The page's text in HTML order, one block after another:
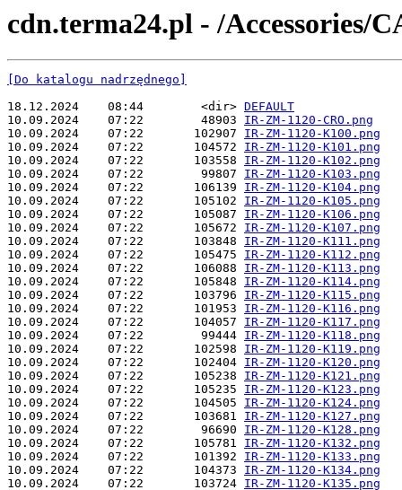
cdn.terma24.pl - /Accessories/
[Do katalogu nadrzędnego]
18.12.2024    08:44        <dir> DEFAULT
10.09.2024    07:22        48903 IR-ZM-1120-CRO.png
10.09.2024    07:22       102907 IR-ZM-1120-K100.png
10.09.2024    07:22       104572 IR-ZM-1120-K101.png
10.09.2024    07:22       103558 IR-ZM-1120-K102.png
10.09.2024    07:22        99807 IR-ZM-1120-K103.png
10.09.2024    07:22       106139 IR-ZM-1120-K104.png
10.09.2024    07:22       105102 IR-ZM-1120-K105.png
10.09.2024    07:22       105087 IR-ZM-1120-K106.png
10.09.2024    07:22       105672 IR-ZM-1120-K107.png
10.09.2024    07:22       103848 IR-ZM-1120-K111.png
10.09.2024    07:22       105475 IR-ZM-1120-K112.png
10.09.2024    07:22       106088 IR-ZM-1120-K113.png
10.09.2024    07:22       105848 IR-ZM-1120-K114.png
10.09.2024    07:22       103796 IR-ZM-1120-K115.png
10.09.2024    07:22       101953 IR-ZM-1120-K116.png
10.09.2024    07:22       104057 IR-ZM-1120-K117.png
10.09.2024    07:22        99444 IR-ZM-1120-K118.png
10.09.2024    07:22       102598 IR-ZM-1120-K119.png
10.09.2024    07:22       102404 IR-ZM-1120-K120.png
10.09.2024    07:22       105238 IR-ZM-1120-K121.png
10.09.2024    07:22       105235 IR-ZM-1120-K123.png
10.09.2024    07:22       104505 IR-ZM-1120-K124.png
10.09.2024    07:22       103681 IR-ZM-1120-K127.png
10.09.2024    07:22        96690 IR-ZM-1120-K128.png
10.09.2024    07:22       105781 IR-ZM-1120-K132.png
10.09.2024    07:22       101392 IR-ZM-1120-K133.png
10.09.2024    07:22       104373 IR-ZM-1120-K134.png
10.09.2024    07:22       103724 IR-ZM-1120-K135.png